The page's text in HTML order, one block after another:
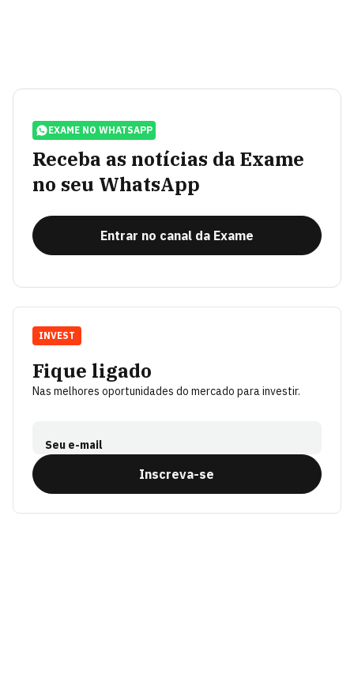
EXAME NO WHATSAPP
Receba as notícias da Exame
no seu WhatsApp
Entrar no canal da Exame
Fique ligado
Nas melhores oportunidades do mercado para investir.
Seu e-mail
Inscreva-se
INVEST